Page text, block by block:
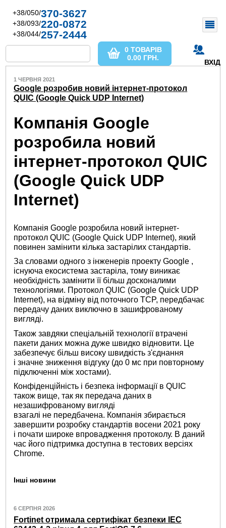
+38/050/370-3627
+38/093/220-0872
+38/044/257-2444
ВХІД
0 ТОВАРІВ
0.00 ГРН.
1 ЧЕРВНЯ 2021
Google розробив новий інтернет-протокол
QUIC (Google Quick UDP Internet)
Компанія Google
розробила новий
інтернет-протокол QUIC
(Google Quick UDP
Internet)
Компанія Google розробила новий інтернет-
протокол QUIC (Google Quick UDP Internet), який
повинен замінити кілька застарілих стандартів.
За словами одного з інженерів проекту Google ,
існуюча екосистема застаріла, тому виникає
необхідність замінити її більш досконалими
технологіями. Протокол QUIC (Google Quick UDP
Internet), на відміну від поточного TCP, передбачає
передачу даних виключно в зашифрованому
вигляді.
Також завдяки спеціальній технології втрачені
пакети даних можна дуже швидко відновити. Це
забезпечує більш високу швидкість з'єднання
і значне зниження відгуку (до 0 мс при повторному
підключенні між хостами).
Конфіденційність і безпека інформації в QUIC
також вище, так як передача даних в
незашифрованому вигляді
взагалі не передбачена. Компанія збирається
завершити розробку стандартів восени 2021 року
і почати широке впровадження протоколу. В даний
час його підтримка доступна в тестових версіях
Chrome.
Інші новини
6 СЕРПНЯ 2026
Fortinet отримала сертифікат безпеки IEC